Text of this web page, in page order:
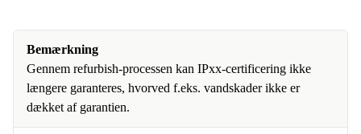
Bemærkning
Gennem refurbish-processen kan IPxx-certificering ikke
længere garanteres, hvorved f.eks. vandskader ikke er
dækket af garantien.